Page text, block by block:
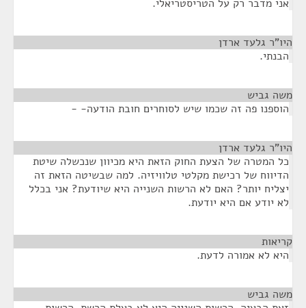
אני מדבר רק על הטריסטריאלי.
היו"ר גלעד ארדן
הבנתי.
משה גביש
הוספנו פה זה שכמו שיש לסוחרים חובת הודעה- -
היו"ר גלעד ארדן
כל המטרה של הצעת החוק הזאת היא מכיוון שנכשלה שיטת
הדיווח של רכישת מקלטי טלוויזיה. למה שבשיטה הזאת זה
יצליח יותר? האם לא הרשות השנייה היא שיודעת? אני בכלל
לא יודע אם היא יודעת.
קריאות
היא לא אמורה לדעת.
משה גביש